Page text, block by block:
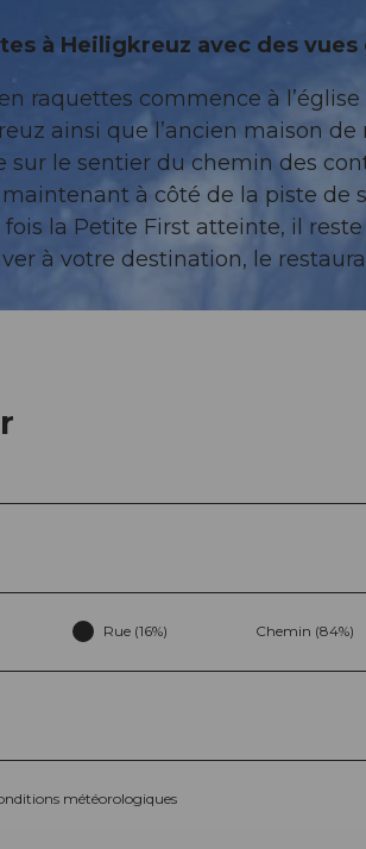
à Heiligkreuz avec des vues
raquettes commence à
ainsi que l’ancien maison
sur le sentier du chemin des
à côté de la piste de
fois la Petite First atteinte, il
à votre destination, le
Rue (16%) Chemin (84%)
météorologiques